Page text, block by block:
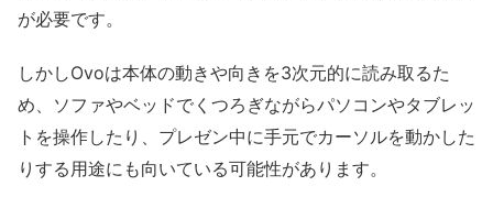
が必要です。
しかしOvoは本体の動きや向きを3次元的に読み取るた
め、ソファやベッドでくつろぎながらパソコンやタブレッ
トを操作したり、プレゼン中に手元でカーソルを動かした
りする用途にも向いている可能性があります。